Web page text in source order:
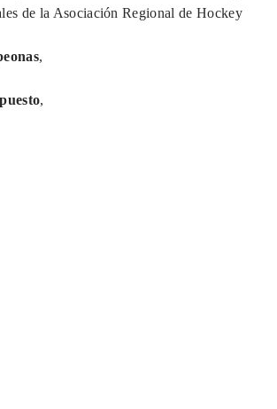
de la Asociación Regional de Hockey
,
,